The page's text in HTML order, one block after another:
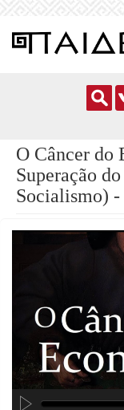
para
O Câncer do
Superação
Socialismo) -